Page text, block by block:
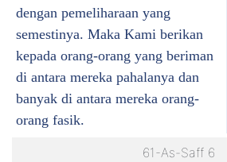
dengan pemeliharaan yang
semestinya. Maka Kami berikan
kepada orang-orang yang beriman
di antara mereka pahalanya dan
banyak di antara mereka orang-
orang fasik.
61-As-Saff 6